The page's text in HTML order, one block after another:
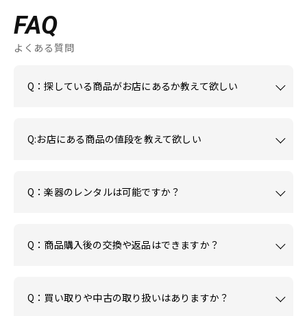
FAQ
よくある質問
Q：探している商品がお店にあるか教えて欲しい
Q:お店にある商品の値段を教えて欲しい
Q：楽器のレンタルは可能ですか？
Q：商品購入後の交換や返品はできますか？
Q：買い取りや中古の取り扱いはありますか？